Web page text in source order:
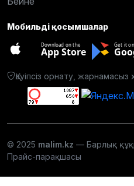
Мобильді қосымшалар
Download on the
App Store
Get it on
Қауіпсіз орнату,
© 2025 malim.kz — Барлық
Прайс-парақшасы